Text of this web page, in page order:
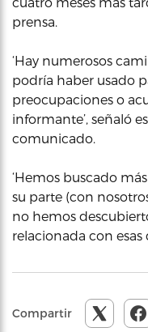
prensa.
‘Hay numerosos
podría haber usado
preocupaciones o
informante’, señaló
comunicado.
‘Hemos buscado
su parte (con
no hemos
relacionada con esas
Compartir